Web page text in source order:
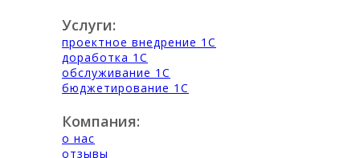
Услуги:
проектное внедрение 1С
доработка 1С
обслуживание 1С
бюджетирование 1С
Компания:
о нас
отзывы